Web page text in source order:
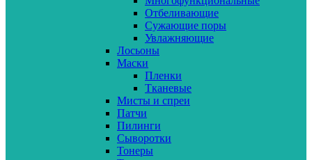
Отбеливающие
Сужающие поры
Увлажняющие
Лосьоны
Маски
Пленки
Тканевые
Мисты и спреи
Патчи
Пилинги
Сыворотки
Тонеры